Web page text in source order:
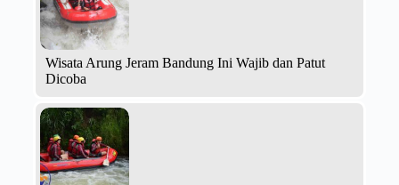
Wisata Arung Jeram Bandung Ini Wajib dan Patut
Dicoba